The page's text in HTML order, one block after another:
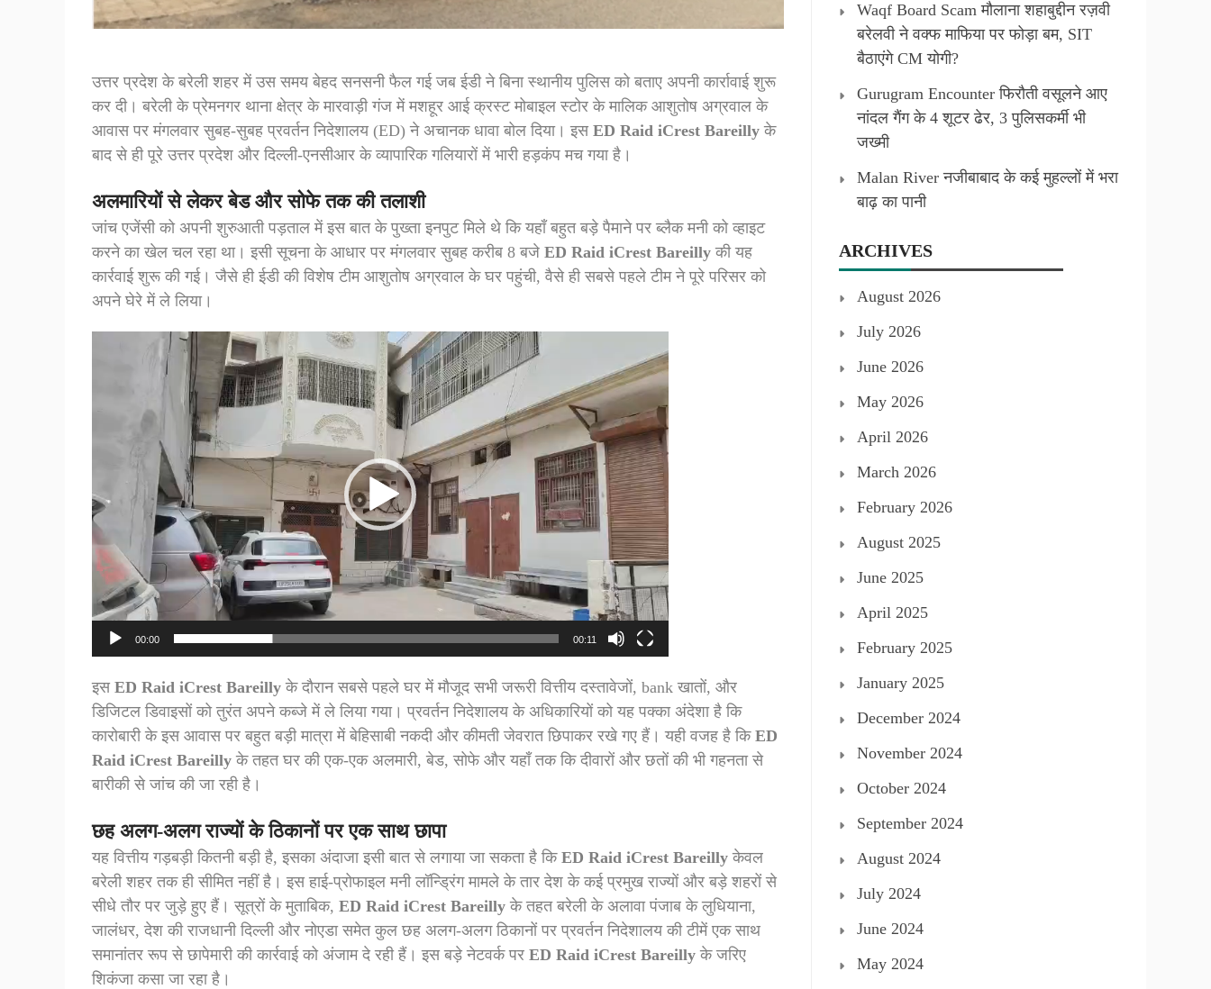
उत्तर प्रदेश के बरेली शहर में उस समय बेहद सनसनी फैल गई जब ईडी ने बिना स्थानीय पुलिस को बताए अपनी कार्रावाई शुरू
कर दी। बरेली के प्रेमनगर थाना क्षेत्र के मारवाड़ी गंज में मशहूर आई क्रस्ट मोबाइल स्टोर के मालिक आशुतोष अग्रवाल के
आवास पर मंगलवार सुबह-सुबह प्रवर्तन निदेशालय (ED) ने अचानक धावा बोल दिया। इस ED Raid iCrest Bareilly के
बाद से ही पूरे उत्तर प्रदेश और दिल्ली-एनसीआर के व्यापारिक गलियारों में भारी हड़कंप मच गया है।
अलमारियों से लेकर बेड और सोफे तक की तलाशी
जांच एजेंसी को अपनी शुरुआती पड़ताल में इस बात के पुख्ता इनपुट मिले थे कि यहाँ बहुत बड़े पैमाने पर ब्लैक मनी को व्हाइट
करने का खेल चल रहा था। इसी सूचना के आधार पर मंगलवार सुबह करीब 8 बजे ED Raid iCrest Bareilly की यह
कार्रवाई शुरू की गई। जैसे ही ईडी की विशेष टीम आशुतोष अग्रवाल के घर पहुंची, वैसे ही सबसे पहले टीम ने पूरे परिसर को
अपने घेरे में ले लिया।
00:00 00:11
इस ED Raid iCrest Bareilly के दौरान सबसे पहले घर में मौजूद सभी जरूरी वित्तीय दस्तावेजों, bank खातों, और
डिजिटल डिवाइसों को तुरंत अपने कब्जे में ले लिया गया। प्रवर्तन निदेशालय के अधिकारियों को यह पक्का अंदेशा है कि
कारोबारी के इस आवास पर बहुत बड़ी मात्रा में बेहिसाबी नकदी और कीमती जेवरात छिपाकर रखे गए हैं। यही वजह है कि ED
Raid iCrest Bareilly के तहत घर की एक-एक अलमारी, बेड, सोफे और यहाँ तक कि दीवारों और छतों की भी गहनता से
बारीकी से जांच की जा रही है।
छह अलग-अलग राज्यों के ठिकानों पर एक साथ छापा
यह वित्तीय गड़बड़ी कितनी बड़ी है, इसका अंदाजा इसी बात से लगाया जा सकता है कि ED Raid iCrest Bareilly केवल
बरेली शहर तक ही सीमित नहीं है। इस हाई-प्रोफाइल मनी लॉन्ड्रिंग मामले के तार देश के कई प्रमुख राज्यों और बड़े शहरों से
सीधे तौर पर जुड़े हुए हैं। सूत्रों के मुताबिक, ED Raid iCrest Bareilly के तहत बरेली के अलावा पंजाब के लुधियाना,
जालंधर, देश की राजधानी दिल्ली और नोएडा समेत कुल छह अलग-अलग ठिकानों पर प्रवर्तन निदेशालय की टीमें एक साथ
समानांतर रूप से छापेमारी की कार्रवाई को अंजाम दे रही हैं। इस बड़े नेटवर्क पर ED Raid iCrest Bareilly के जरिए
शिकंजा कसा जा रहा है।
Waqf Board Scam मौलाना शहाबुद्दीन रज़वी
बरेलवी ने वक्फ माफिया पर फोड़ा बम, SIT
बैठाएंगे CM योगी?
Gurugram Encounter फिरौती वसूलने आए
नांदल गैंग के 4 शूटर ढेर, 3 पुलिसकर्मी भी
जख्मी
Malan River नजीबाबाद के कई मुहल्लों में भरा
बाढ़ का पानी
ARCHIVES
August 2026
July 2026
June 2026
May 2026
April 2026
March 2026
February 2026
August 2025
June 2025
April 2025
February 2025
January 2025
December 2024
November 2024
October 2024
September 2024
August 2024
July 2024
June 2024
May 2024